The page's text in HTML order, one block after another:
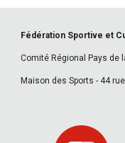
Fédération Sportive et
Comité Régional Pays de
Maison des Sports - 44